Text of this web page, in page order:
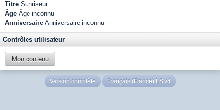
Titre Sunriseur
Âge Âge inconnu
Anniversaire Anniversaire inconnu
Contrôles utilisateur
Mon contenu
Version complète Français (France) LS v4